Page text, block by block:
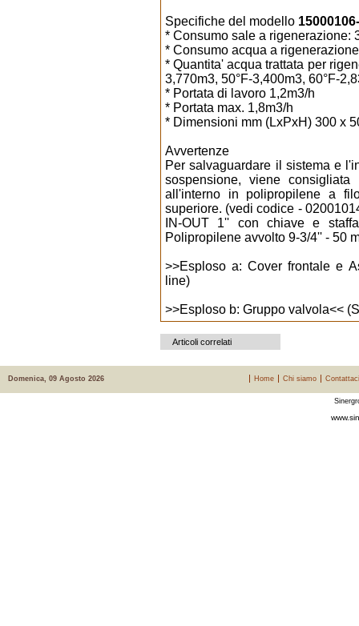
Specifiche del modello
* Consumo sale a rigenerazione:
* Consumo acqua a
* Quantita' acqua trattata per
3,770m3, 50°F-3,400m3, 60°F-
* Portata di lavoro 1,2m3/h
* Portata max. 1,8m3/h
* Dimensioni mm (LxPxH) 300 x
Avvertenze
Per salvaguardare il sistema e
sospensione, viene
all'interno in polipropilene a
superiore. (vedi codice -
IN-OUT 1'' con chiave e
Polipropilene avvolto 9-3/4'' - 50
>>Esploso a: Cover frontale e
line)
>>Esploso b: Gruppo valvola<<
Articoli correlati
Domenica, 09 Agosto 2026 Home Chi siamo Contattaci